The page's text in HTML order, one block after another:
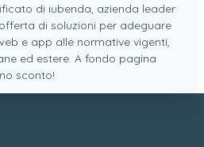
di iubenda, azienda leader
di soluzioni per adeguare
e app alle normative vigenti,
ed estere. A fondo pagina
sconto!